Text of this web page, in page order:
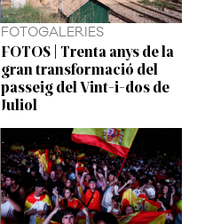
FOTOGALERIES
FOTOS | Trenta anys de la
gran transformació del
passeig del Vint-i-dos de
Juliol